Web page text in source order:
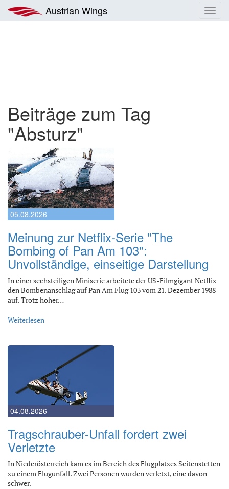
Inhalt
springen
Austrian Wings
Beiträge zum Tag
"Absturz"
05.08.2026
Meinung zur Netflix-Serie "The
Bombing of Pan Am 103":
Unvollständige, einseitige Darstellung
In einer sechsteiligen Miniserie arbeitete der US-Filmgigant Netflix
den Bombenanschlag auf Pan Am Flug 103 vom 21. Dezember 1988
auf. Trotz hoher…
Weiterlesen
04.08.2026
Tragschrauber-Unfall fordert zwei
Verletzte
In Niederösterreich kam es im Bereich des Flugplatzes Seitenstetten
zu einem Flugunfall. Zwei Personen wurden verletzt, eine davon
schwer.